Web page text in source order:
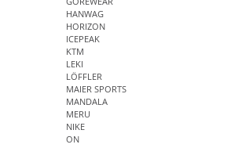
HANWAG
HORIZON
ICEPEAK
KTM
LEKI
LÖFFLER
MAIER SPORTS
MANDALA
MERU
NIKE
ON